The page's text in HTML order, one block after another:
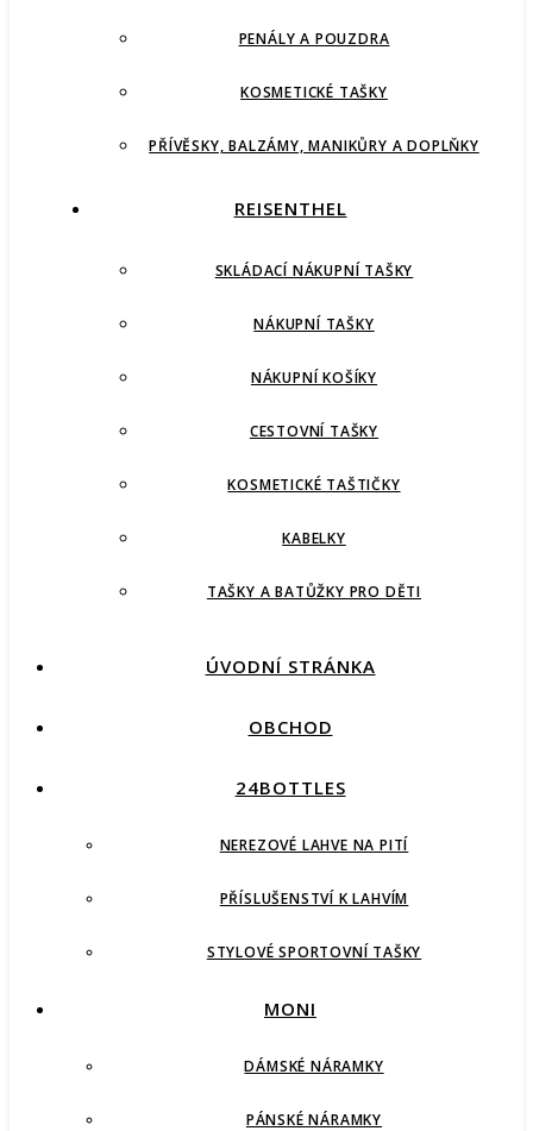
PENÁLY A POUZDRA
KOSMETICKÉ TAŠKY
PŘÍVĚSKY, BALZÁMY, MANIKŮRY A DOPLŇKY
REISENTHEL
SKLÁDACÍ NÁKUPNÍ TAŠKY
NÁKUPNÍ TAŠKY
NÁKUPNÍ KOŠÍKY
CESTOVNÍ TAŠKY
KOSMETICKÉ TAŠTIČKY
KABELKY
TAŠKY A BATŮŽKY PRO DĚTI
ÚVODNÍ STRÁNKA
OBCHOD
24BOTTLES
NEREZOVÉ LAHVE NA PITÍ
PŘÍSLUŠENSTVÍ K LAHVÍM
STYLOVÉ SPORTOVNÍ TAŠKY
MONI
DÁMSKÉ NÁRAMKY
PÁNSKÉ NÁRAMKY